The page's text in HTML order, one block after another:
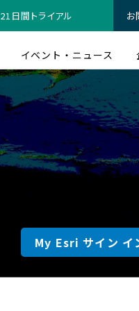
21日間トライアル お
イベント・ニュース
My Esri サイン イ